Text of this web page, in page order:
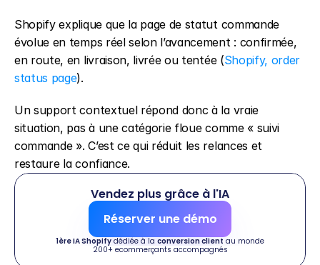
Shopify explique que la page de statut commande
évolue en temps réel selon l’avancement : confirmée,
en route, en livraison, livrée ou tentée (Shopify, order
status page).
Un support contextuel répond donc à la vraie
situation, pas à une catégorie floue comme « suivi
commande ». C’est ce qui réduit les relances et
restaure la confiance.
Vendez plus grâce à l'IA
Réserver une démo
1ère IA Shopify dédiée à la conversion client au monde
200+ ecommerçants accompagnés